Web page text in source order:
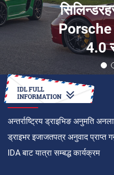
Porsche
4.0
कसरी गर्ने
अन्तर्राष्ट्रिय ड्राइभिङ अनुमति
ड्राइभर इजाजतपत्र अनुवाद प्राप्त
IDA बाट यात्रा सम्बद्ध कार्यक्रम